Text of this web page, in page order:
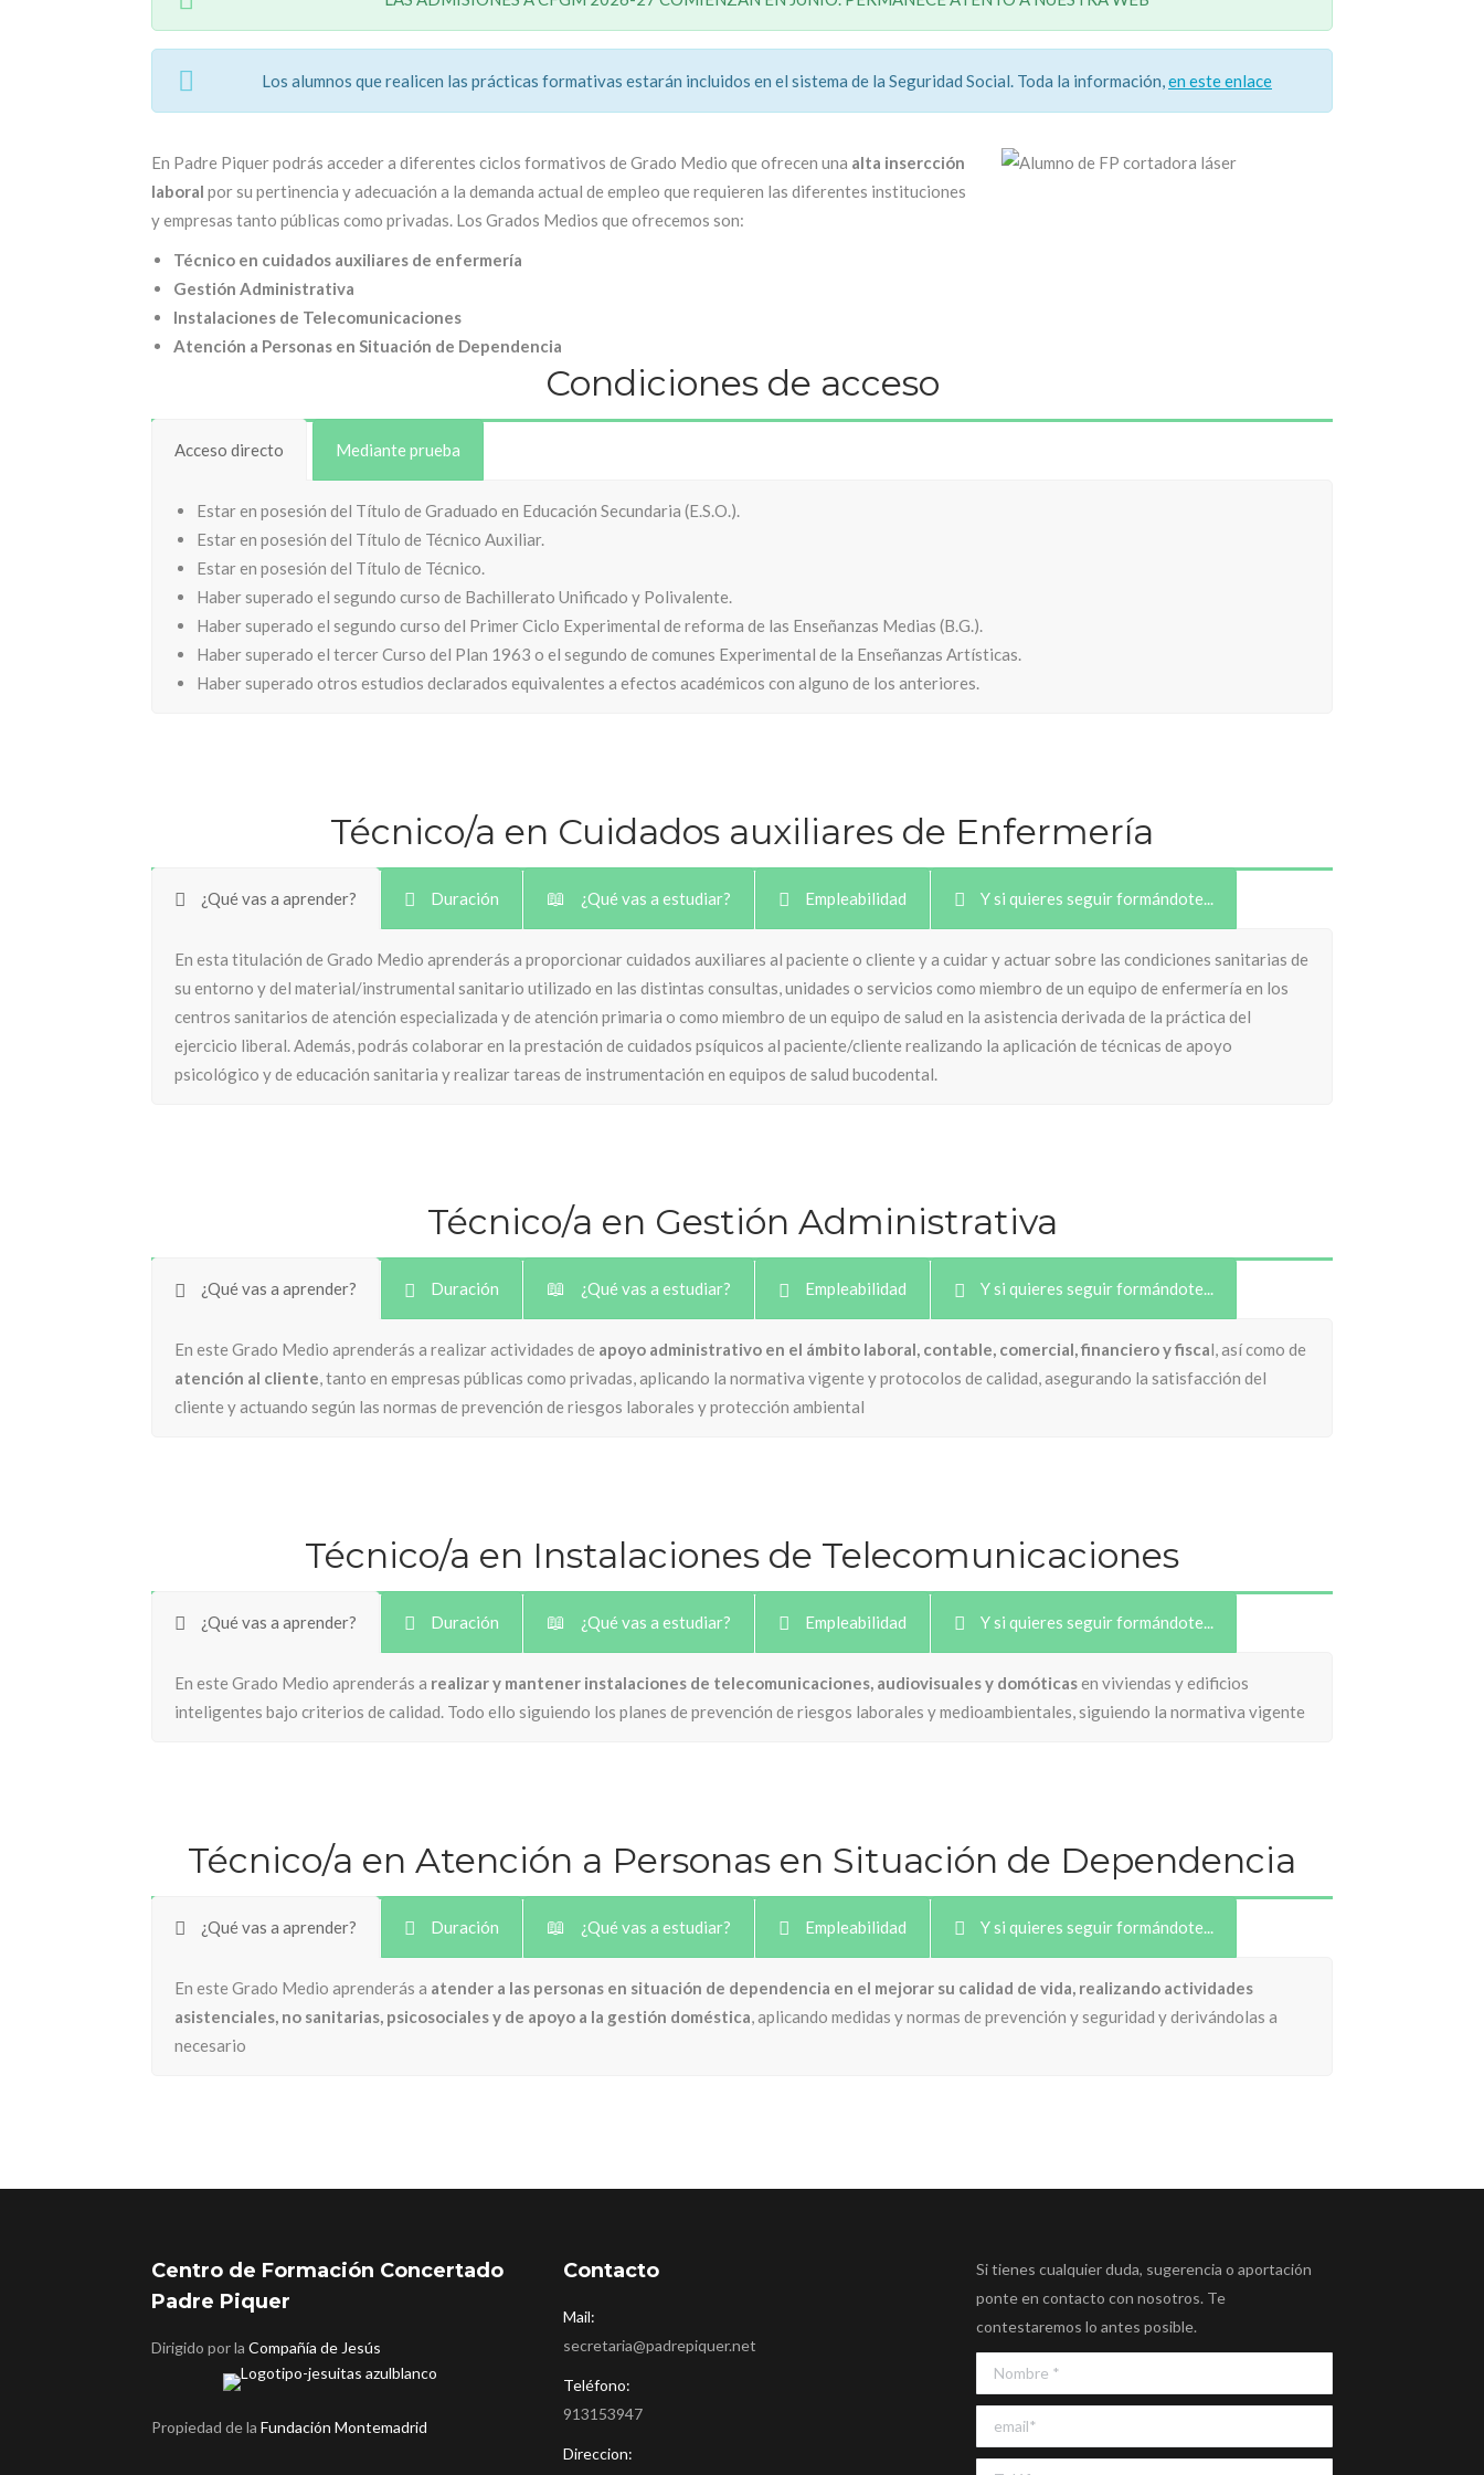
Los alumnos que realicen las prácticas formativas estarán incluidos en el sistema de la Seguridad Social. Toda la información,en este enlace
En Padre Piquer podrás acceder a diferentes ciclos formativos de Grado Medio que ofrecen una alta insercción
laboralpor su pertinencia y adecuación a la demanda actual de empleo que requieren las diferentes instituciones
y empresas tanto públicas como privadas. Los Grados Medios que ofrecemos son:
Técnico en cuidados auxiliares de enfermería
Gestión Administrativa
Instalaciones de Telecomunicaciones
Atención a Personas en Situación de Dependencia
Condiciones de acceso
Acceso directo Mediante prueba
Estar en posesión del Título de Graduado en Educación Secundaria (E.S.O.).
Estar en posesión del Título de Técnico Auxiliar.
Estar en posesión del Título de Técnico.
Haber superado el segundo curso de Bachillerato Unificado y Polivalente.
Haber superado el segundo curso del Primer Ciclo Experimental de reforma de las Enseñanzas Medias (B.G.).
Haber superado el tercer Curso del Plan 1963 o el segundo de comunes Experimental de la Enseñanzas Artísticas.
Haber superado otros estudios declarados equivalentes a efectos académicos con alguno de los anteriores.
Técnico/a en Cuidados auxiliares de Enfermería
¿Qué vas a aprender? Duración ¿Qué vas a estudiar? Empleabilidad Y si quieres seguir formándote...
En esta titulación de Grado Medio aprenderás a proporcionar cuidados auxiliares al paciente o cliente y a cuidar y actuar sobre las condiciones sanitarias de
su entorno y del material/instrumental sanitario utilizado en las distintas consultas, unidades o servicios como miembro de un equipo de enfermería en los
centros sanitarios de atención especializada y de atención primaria o como miembro de un equipo de salud en la asistencia derivada de la práctica del
ejercicio liberal. Además, podrás colaborar en la prestación de cuidados psíquicos al paciente/cliente realizando la aplicación de técnicas de apoyo
psicológico y de educación sanitaria y realizar tareas de instrumentación en equipos de salud bucodental.
Técnico/a en Gestión Administrativa
¿Qué vas a aprender? Duración ¿Qué vas a estudiar? Empleabilidad Y si quieres seguir formándote...
En este Grado Medio aprenderás a realizar actividades de apoyo administrativo en el ámbito laboral, contable, comercial, financiero y fiscal, así como de
atención al cliente, tanto en empresas públicas como privadas, aplicando la normativa vigente y protocolos de calidad, asegurando la satisfacción del
cliente y actuando según las normas de prevención de riesgos laborales y protección ambiental
Técnico/a en Instalaciones de Telecomunicaciones
¿Qué vas a aprender? Duración ¿Qué vas a estudiar? Empleabilidad Y si quieres seguir formándote...
En este Grado Medio aprenderás a realizar y mantener instalaciones de telecomunicaciones, audiovisuales y domóticasen viviendas y edificios
inteligentes bajo criterios de calidad. Todo ello siguiendo los planes de prevención de riesgos laborales y medioambientales, siguiendo la normativa vigente
Técnico/a en Atención a Personas en Situación de Dependencia
¿Qué vas a aprender? Duración ¿Qué vas a estudiar? Empleabilidad Y si quieres seguir formándote...
En este Grado Medio aprenderás a atender a las personas en situación de dependencia en el mejorar su calidad de vida, realizando actividades
asistenciales, no sanitarias, psicosociales y de apoyo a la gestión doméstica, aplicando medidas y normas de prevención y seguridad y derivándolas a
necesario
Centro de Formación Concertado
Padre Piquer
Dirigido por laCompañía de Jesús
Propiedad de laFundación Montemadrid
Contacto
Mail:
secretaria@padrepiquer.net
Teléfono:
913153947
Direccion:
Si tienes cualquier duda, sugerencia o aportación
ponte en contacto con nosotros. Te
contestaremos lo antes posible.